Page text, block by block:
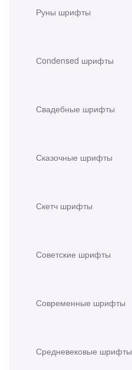
Руны шрифты
Сondensed шрифты
Свадебные шрифты
Сказочные шрифты
Скетч шрифты
Советские шрифты
Современные шрифты
Средневековые шрифты